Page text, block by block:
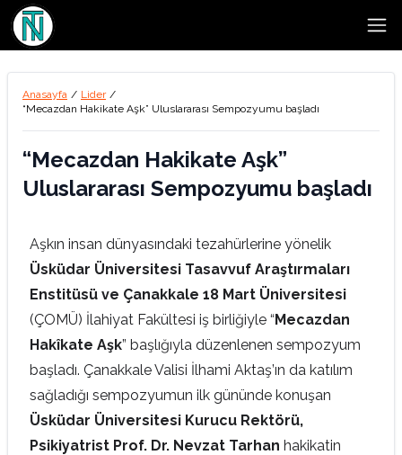
Anasayfa / Lider /
“Mecazdan Hakikate Aşk” Uluslararası Sempozyumu başladı
“Mecazdan Hakikate Aşk”
Uluslararası Sempozyumu başladı
Aşkın insan dünyasındaki tezahürlerine yönelik
Üsküdar Üniversitesi Tasavvuf Araştırmaları
Enstitüsü ve Çanakkale 18 Mart Üniversitesi
(ÇOMÜ) İlahiyat Fakültesi iş birliğiyle “Mecazdan
Hakîkate Aşk” başlığıyla düzenlenen sempozyum
başladı. Çanakkale Valisi İlhami Aktaş’ın da katılım
sağladığı sempozyumun ilk gününde konuşan
Üsküdar Üniversitesi Kurucu Rektörü,
Psikiyatrist Prof. Dr. Nevzat Tarhan hakikatin